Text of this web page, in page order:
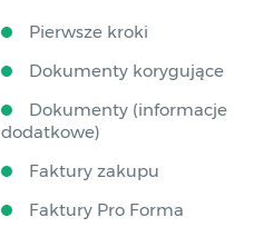
Pierwsze kroki
Dokumenty korygujące
Dokumenty (informacje
dodatkowe)
Faktury zakupu
Faktury Pro Forma